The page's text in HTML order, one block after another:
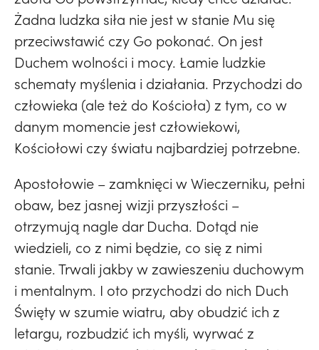
Żadna ludzka siła nie jest w stanie Mu się
przeciwstawić czy Go pokonać. On jest
Duchem wolności i mocy. Łamie ludzkie
schematy myślenia i działania. Przychodzi do
człowieka (ale też do Kościoła) z tym, co w
danym momencie jest człowiekowi,
Kościołowi czy światu najbardziej potrzebne.
Apostołowie – zamknięci w Wieczerniku, pełni
obaw, bez jasnej wizji przyszłości –
otrzymują nagle dar Ducha. Dotąd nie
wiedzieli, co z nimi będzie, co się z nimi
stanie. Trwali jakby w zawieszeniu duchowym
i mentalnym. I oto przychodzi do nich Duch
Święty w szumie wiatru, aby obudzić ich z
letargu, rozbudzić ich myśli, wyrwać z